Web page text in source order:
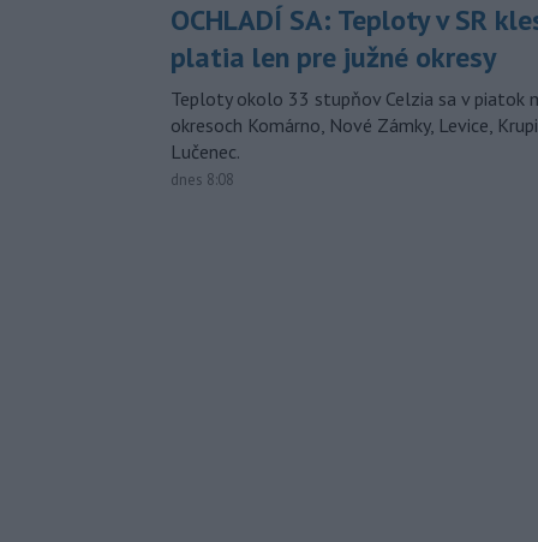
OCHLADÍ SA: Teploty v SR
platia len pre južné okresy
Teploty okolo 33 stupňov Celzia sa v piatok
okresoch Komárno, Nové Zámky, Levice,
Lučenec.
dnes 8:08